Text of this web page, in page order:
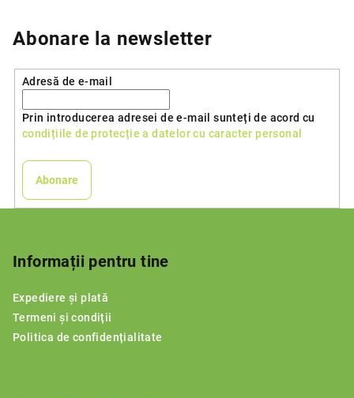
Abonare la newsletter
Adresă de e-mail
Prin introducerea adresei de e-mail sunteți de acord cu
condițiile de protecție a datelor cu caracter personal
Abonare
Informații pentru tine
Expediere și plată
Termeni și condiții
Politica de confidențialitate